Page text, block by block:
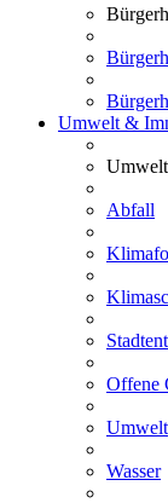
Umwelt &
Umwelt
Abfall
Offene
Umwelt
Wasser